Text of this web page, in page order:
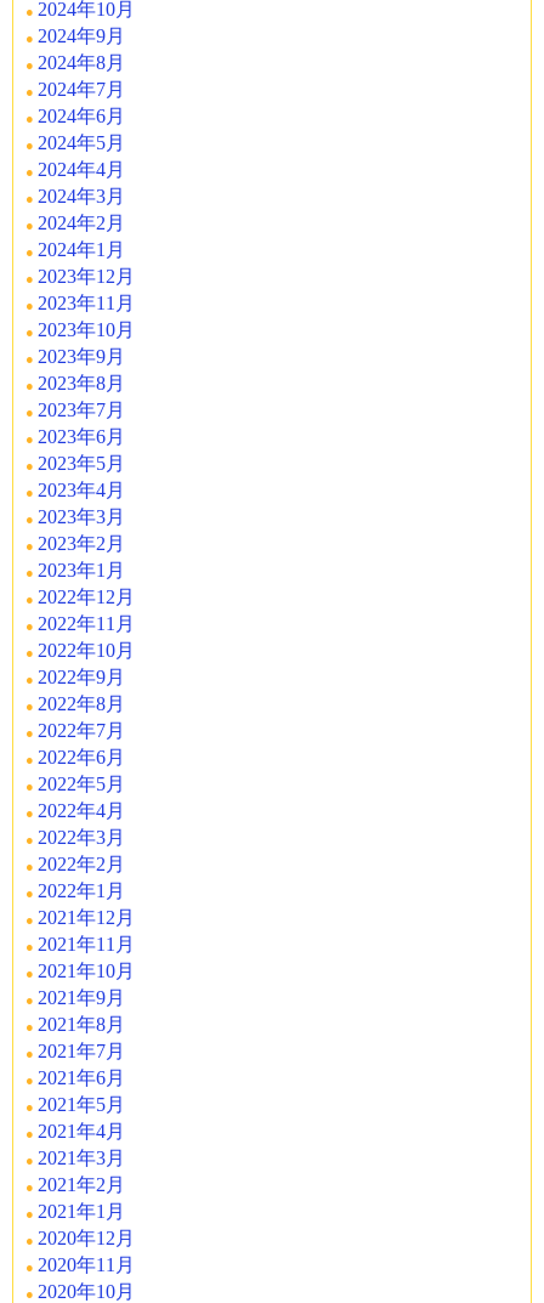
2024年10月
2024年9月
2024年8月
2024年7月
2024年6月
2024年5月
2024年4月
2024年3月
2024年2月
2024年1月
2023年12月
2023年11月
2023年10月
2023年9月
2023年8月
2023年7月
2023年6月
2023年5月
2023年4月
2023年3月
2023年2月
2023年1月
2022年12月
2022年11月
2022年10月
2022年9月
2022年8月
2022年7月
2022年6月
2022年5月
2022年4月
2022年3月
2022年2月
2022年1月
2021年12月
2021年11月
2021年10月
2021年9月
2021年8月
2021年7月
2021年6月
2021年5月
2021年4月
2021年3月
2021年2月
2021年1月
2020年12月
2020年11月
2020年10月